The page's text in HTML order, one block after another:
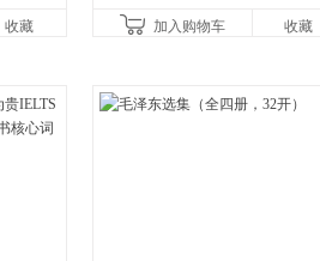
收藏 加入购物车 收藏